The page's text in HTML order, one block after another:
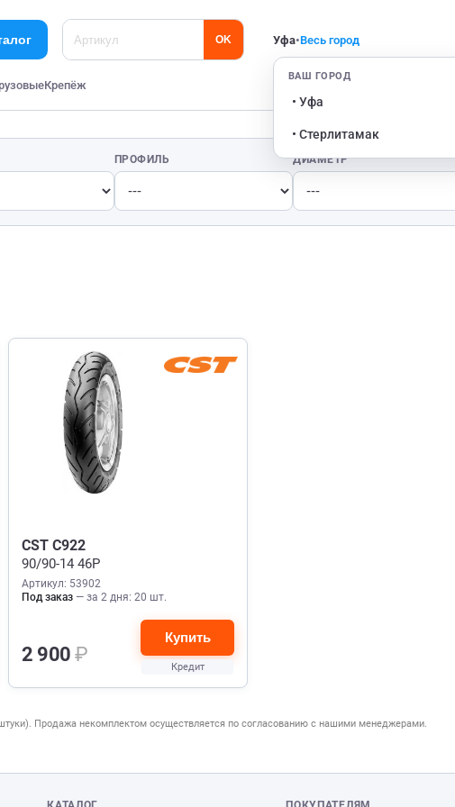
OK Уфа•Весь город
ВАШ ГОРОД
• Уфа
• Стерлитамак
Крепёж
ПРОФИЛЬ ДИАМЕТР
CST C922
90/90-14 46P
Артикул: 53902
Под заказ — за 2 дня: 20 шт.
2 900₽
Купить
Кредит
Продажа некомплектом осуществляется по согласованию с нашими менеджерами.